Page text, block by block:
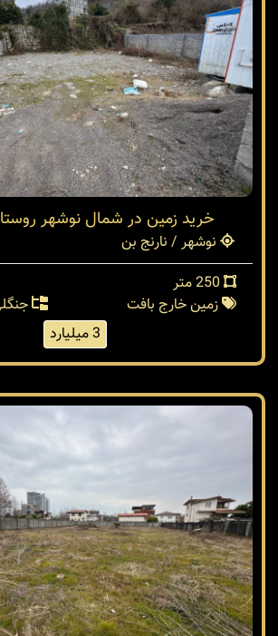
خرید زمین در شمال نوشهر
نوشهر / نارنج بن
زمین خارج بافت
3 میلیارد